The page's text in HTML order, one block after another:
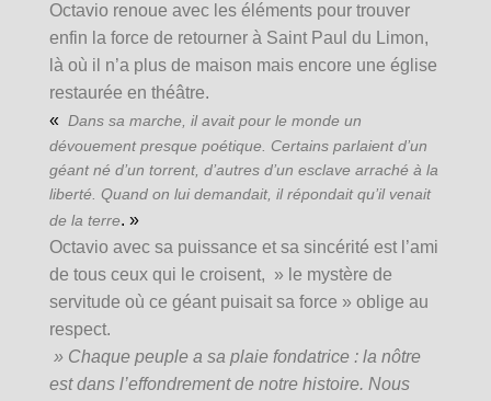
Octavio renoue avec les éléments pour trouver
enfin la force de retourner à Saint Paul du Limon,
là où il n’a plus de maison mais encore une église
restaurée en théâtre.
« Dans sa marche, il avait pour le monde un
dévouement presque poétique. Certains parlaient d’un
géant né d’un torrent, d’autres d’un esclave arraché à la
liberté. Quand on lui demandait, il répondait qu’il venait
de la terre. »
Octavio avec sa puissance et sa sincérité est l’ami
de tous ceux qui le croisent, » le mystère de
servitude où ce géant puisait sa force » oblige au
respect.
» Chaque peuple a sa plaie fondatrice : la nôtre
est dans l’effondrement de notre histoire. Nous